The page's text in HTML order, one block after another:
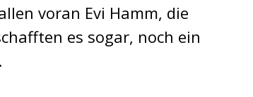
voran Evi Hamm, die
es sogar, noch ein